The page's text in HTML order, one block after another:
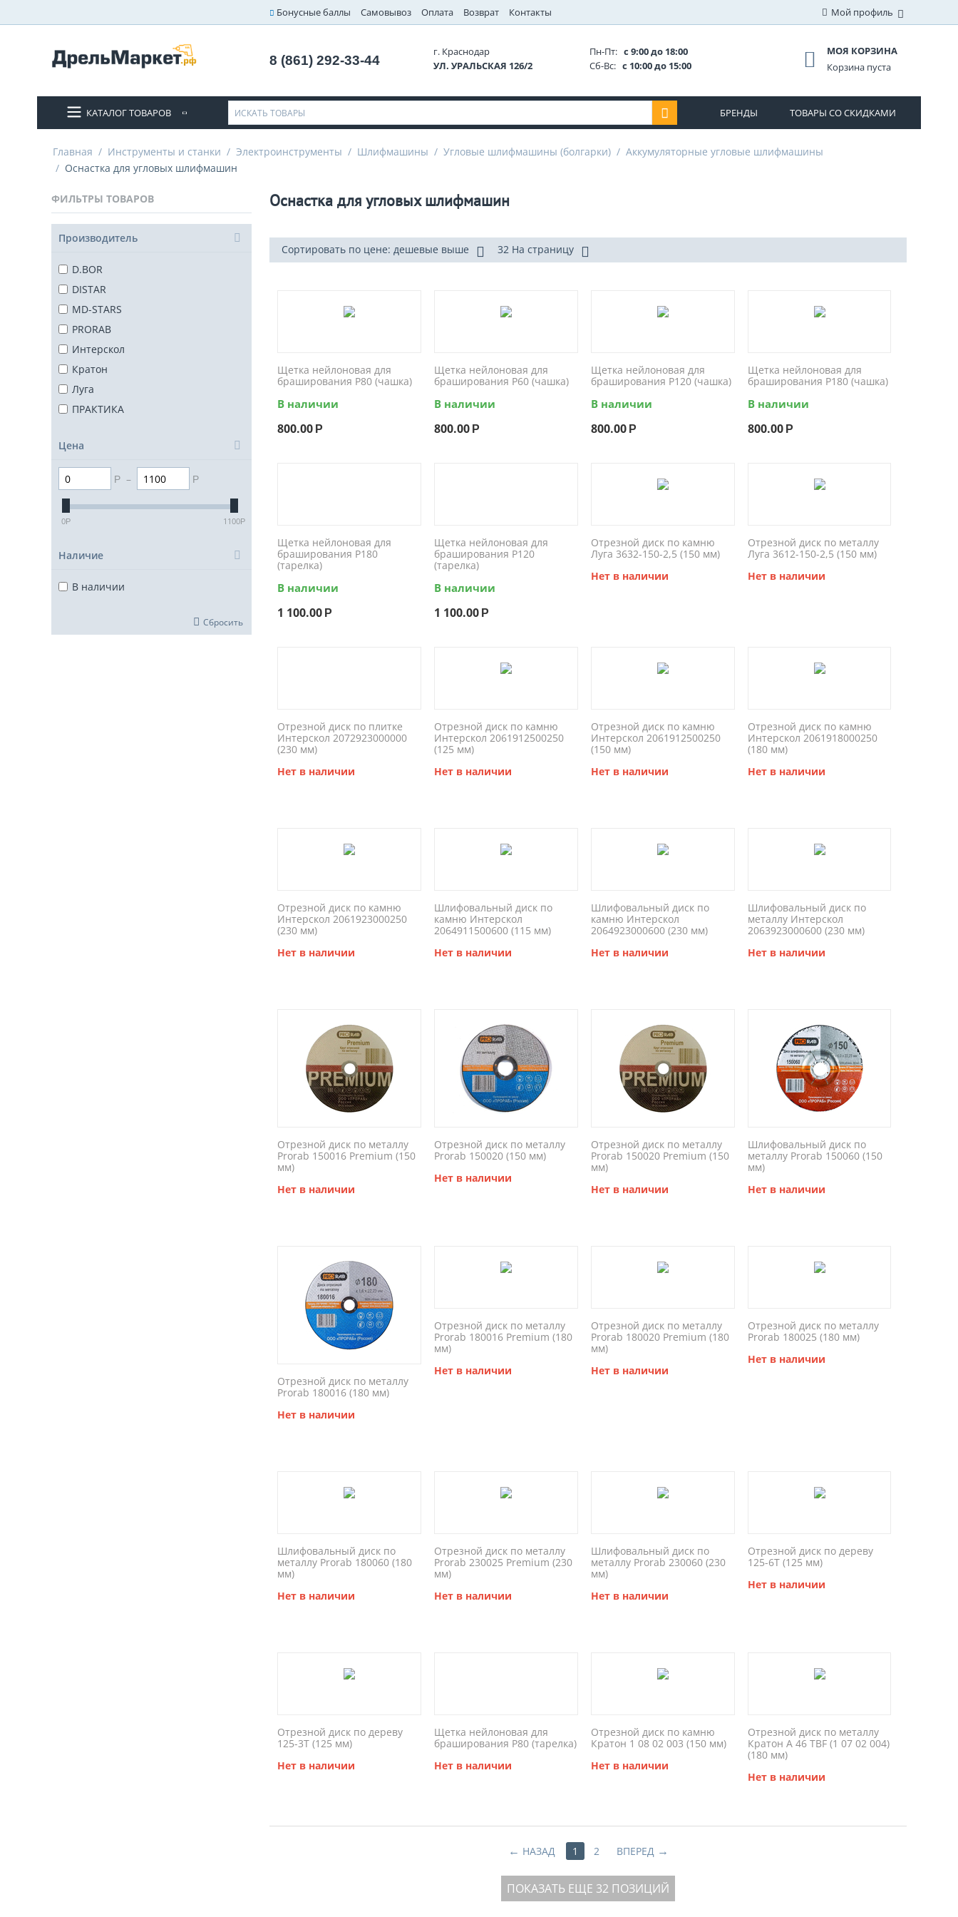
Бонусные баллы Самовывоз Оплата Возврат Контакты Мой профиль
8 (861) 292-33-44
г. Краснодар
УЛ. УРАЛЬСКАЯ 126/2
Пн-Пт: с 9:00 до 18:00
Сб-Вс: с 10:00 до 15:00
МОЯ КОРЗИНА
Корзина пуста
КАТАЛОГ ТОВАРОВ БРЕНДЫ ТОВАРЫ СО СКИДКАМИ
Главная / Инструменты и станки / Электроинструменты / Шлифмашины / Угловые шлифмашины (болгарки) / Аккумуляторные угловые шлифмашины
/ Оснастка для угловых шлифмашин
ФИЛЬТРЫ ТОВАРОВ
Производитель
D.BOR
DISTAR
MD-STARS
PRORAB
Интерскол
Кратон
Луга
ПРАКТИКА
Цена
Р – Р
0Р 1100Р
Наличие
В наличии
Сбросить
Оснастка для угловых шлифмашин
Сортировать по цене: дешевые выше 32 На страницу
Щетка нейлоновая для
браширования P80 (чашка)
В наличии
800.00 Р
Щетка нейлоновая для
браширования P60 (чашка)
В наличии
800.00 Р
Щетка нейлоновая для
браширования P120 (чашка)
В наличии
800.00 Р
Щетка нейлоновая для
браширования P180 (чашка)
В наличии
800.00 Р
Щетка нейлоновая для
браширования P180
(тарелка)
В наличии
1 100.00 Р
Щетка нейлоновая для
браширования P120
(тарелка)
В наличии
1 100.00 Р
Отрезной диск по камню
Луга 3632-150-2,5 (150 мм)
Нет в наличии
Отрезной диск по металлу
Луга 3612-150-2,5 (150 мм)
Нет в наличии
Отрезной диск по плитке
Интерскол 2072923000000
(230 мм)
Нет в наличии
Отрезной диск по камню
Интерскол 2061912500250
(125 мм)
Нет в наличии
Отрезной диск по камню
Интерскол 2061912500250
(150 мм)
Нет в наличии
Отрезной диск по камню
Интерскол 2061918000250
(180 мм)
Нет в наличии
Отрезной диск по камню
Интерскол 2061923000250
(230 мм)
Нет в наличии
Шлифовальный диск по
камню Интерскол
2064911500600 (115 мм)
Нет в наличии
Шлифовальный диск по
камню Интерскол
2064923000600 (230 мм)
Нет в наличии
Шлифовальный диск по
металлу Интерскол
2063923000600 (230 мм)
Нет в наличии
Отрезной диск по металлу
Prorab 150016 Premium (150
мм)
Нет в наличии
Отрезной диск по металлу
Prorab 150020 (150 мм)
Нет в наличии
Отрезной диск по металлу
Prorab 150020 Premium (150
мм)
Нет в наличии
Шлифовальный диск по
металлу Prorab 150060 (150
мм)
Нет в наличии
Отрезной диск по металлу
Prorab 180016 (180 мм)
Нет в наличии
Отрезной диск по металлу
Prorab 180016 Premium (180
мм)
Нет в наличии
Отрезной диск по металлу
Prorab 180020 Premium (180
мм)
Нет в наличии
Отрезной диск по металлу
Prorab 180025 (180 мм)
Нет в наличии
Шлифовальный диск по
металлу Prorab 180060 (180
мм)
Нет в наличии
Отрезной диск по металлу
Prorab 230025 Premium (230
мм)
Нет в наличии
Шлифовальный диск по
металлу Prorab 230060 (230
мм)
Нет в наличии
Отрезной диск по дереву
125-6T (125 мм)
Нет в наличии
Отрезной диск по дереву
125-3T (125 мм)
Нет в наличии
Щетка нейлоновая для
браширования P80 (тарелка)
Нет в наличии
Отрезной диск по камню
Кратон 1 08 02 003 (150 мм)
Нет в наличии
Отрезной диск по металлу
Кратон A 46 TBF (1 07 02 004)
(180 мм)
Нет в наличии
НАЗАД 1 2 ВПЕРЕД
ПОКАЗАТЬ ЕЩЕ 32 ПОЗИЦИЙ